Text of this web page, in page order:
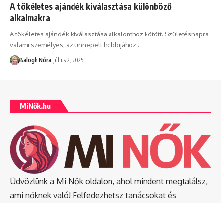
A tökéletes ajándék kiválasztása különböző
alkalmakra
A tökéletes ajándék kiválasztása alkalomhoz kötött. Születésnapra
valami személyes, az ünnepelt hobbijához…
Balogh Nóra július 2, 2025
MiNők.hu
Üdvözlünk a Mi Nők oldalon, ahol mindent megtalálsz,
ami nőknek való! Felfedezhetsz tanácsokat és